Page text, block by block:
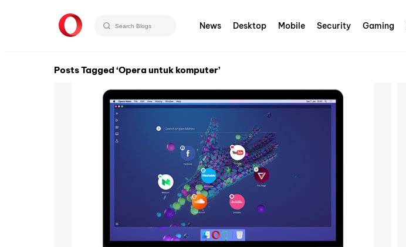
News Desktop Mobile Security Gaming
Posts Tagged ‘Opera untuk komputer’